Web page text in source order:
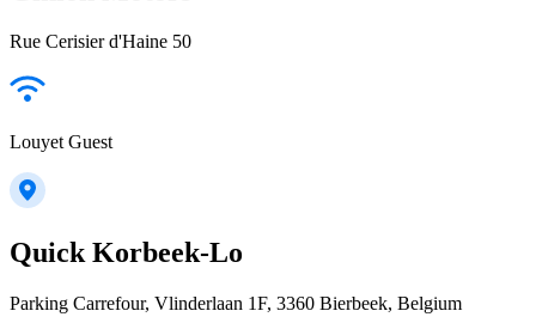
Rue Cerisier d'Haine 50
Louyet Guest
Quick Korbeek-Lo
Parking Carrefour, Vlinderlaan 1F, 3360 Bierbeek, Belgium